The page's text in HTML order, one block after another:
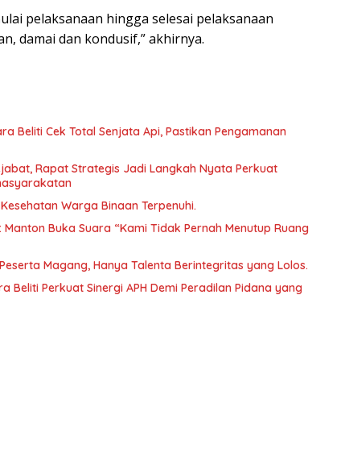
pelaksanaan hingga selesai pelaksanaan
damai dan kondusif,” akhirnya.
Beliti Cek Total Senjata Api, Pastikan Pengamanan
Rapat Strategis Jadi Langkah Nyata Perkuat
Warga Binaan Terpenuhi.
Buka Suara “Kami Tidak Pernah Menutup Ruang
Magang, Hanya Talenta Berintegritas yang Lolos.
Beliti Perkuat Sinergi APH Demi Peradilan Pidana yang